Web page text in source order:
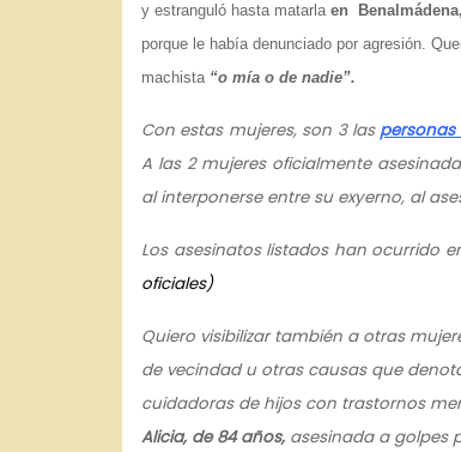
y estranguló hasta matarla en
porque le había denunciado por agresión.
machista“o mía o de nadie”.
Con estas mujeres, son 3 laspersonas
A las 2 mujeres oficialmente
al interponerse entre su exyerno, al
Los asesinatos listados han ocurrido
oficiales)
Quiero visibilizar también a otras
de vecindad u otras causas que
cuidadoras de hijos con trastornos
Alicia, de 84 años, asesinada a golpes